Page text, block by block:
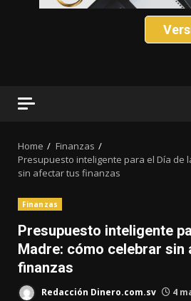
Home
Finanzas
Presupuesto inteligente para el Día de
sin afectar tus finanzas
Finanzas
Presupuesto inteligente
Madre: cómo celebrar sin
finanzas
Redacción Dinero.com.sv 4